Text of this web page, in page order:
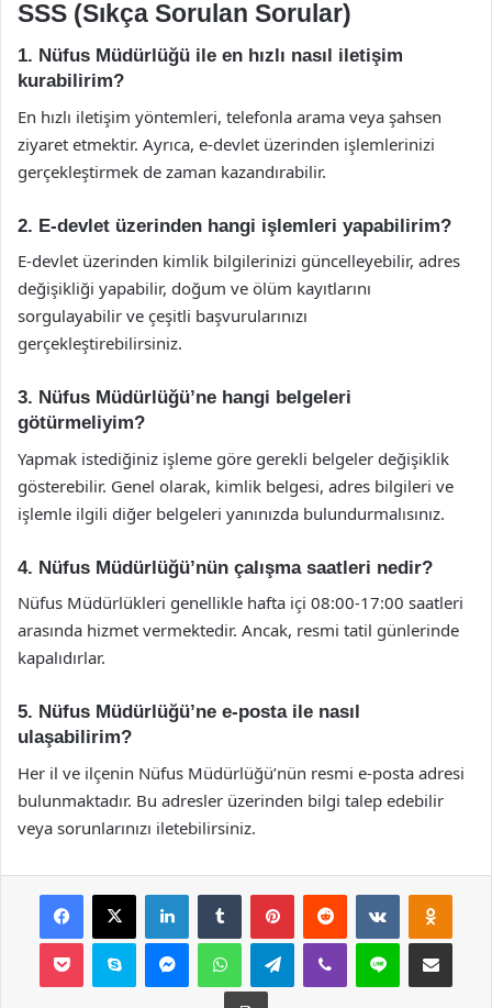
SSS (Sıkça Sorulan Sorular)
1. Nüfus Müdürlüğü ile en hızlı nasıl iletişim
kurabilirim?
En hızlı iletişim yöntemleri, telefonla arama veya şahsen
ziyaret etmektir. Ayrıca, e-devlet üzerinden işlemlerinizi
gerçekleştirmek de zaman kazandırabilir.
2. E-devlet üzerinden hangi işlemleri yapabilirim?
E-devlet üzerinden kimlik bilgilerinizi güncelleyebilir, adres
değişikliği yapabilir, doğum ve ölüm kayıtlarını
sorgulayabilir ve çeşitli başvurularınızı
gerçekleştirebilirsiniz.
3. Nüfus Müdürlüğü’ne hangi belgeleri
götürmeliyim?
Yapmak istediğiniz işleme göre gerekli belgeler değişiklik
gösterebilir. Genel olarak, kimlik belgesi, adres bilgileri ve
işlemle ilgili diğer belgeleri yanınızda bulundurmalısınız.
4. Nüfus Müdürlüğü’nün çalışma saatleri nedir?
Nüfus Müdürlükleri genellikle hafta içi 08:00-17:00 saatleri
arasında hizmet vermektedir. Ancak, resmi tatil günlerinde
kapalıdırlar.
5. Nüfus Müdürlüğü’ne e-posta ile nasıl
ulaşabilirim?
Her il ve ilçenin Nüfus Müdürlüğü’nün resmi e-posta adresi
bulunmaktadır. Bu adresler üzerinden bilgi talep edebilir
veya sorunlarınızı iletebilirsiniz.
Facebook
X LinkedInTumblr PinterestReddit VKontakte
Pocket Skype MessengerWhatsAppTelegramViber Line E-Posta ile
Yazdır